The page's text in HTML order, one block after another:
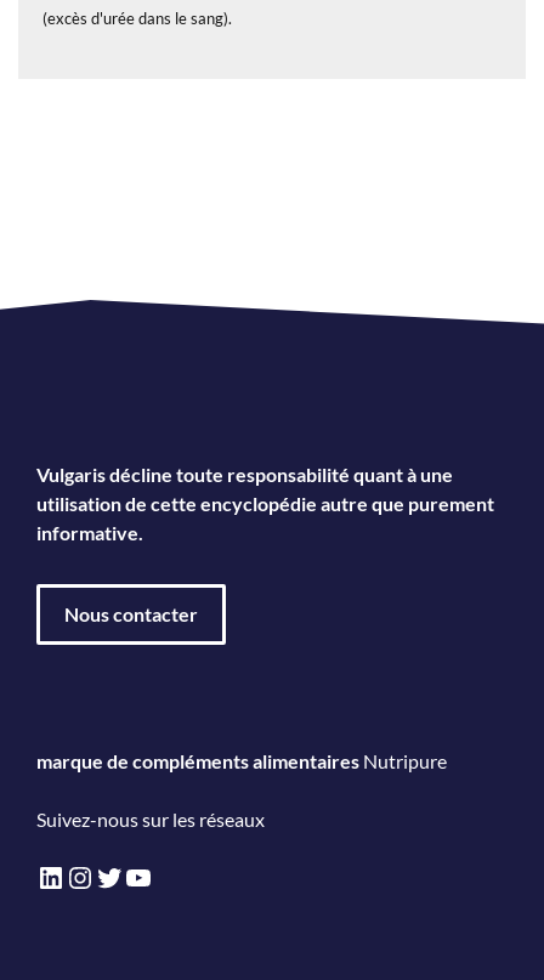
(excès d'urée dans le sang).
Vulgaris décline toute responsabilité quant à une
utilisation de cette encyclopédie autre que purement
informative.
Nous contacter
marque de compléments alimentaires Nutripure
Suivez-nous sur les réseaux
LinkedIn
Instagram
Twitter
YouTube